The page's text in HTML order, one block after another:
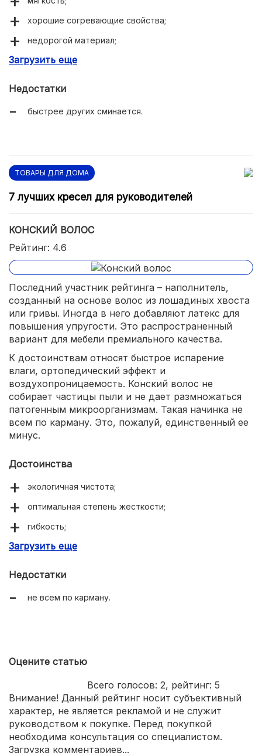
хорошие согревающие свойства;
недорогой материал;
не боится влаги.
Загрузить еще
Недостатки
быстрее других сминается.
ТОВАРЫ ДЛЯ ДОМА
7 лучших кресел для руководителей
КОНСКИЙ ВОЛОС
Рейтинг: 4.6
Последний участник рейтинга – наполнитель,
созданный на основе волос из лошадиных хвоста
или гривы. Иногда в него добавляют латекс для
повышения упругости. Это распространенный
вариант для мебели премиального качества.
К достоинствам относят быстрое испарение
влаги, ортопедический эффект и
воздухопроницаемость. Конский волос не
собирает частицы пыли и не дает размножаться
патогенным микроорганизмам. Такая начинка не
всем по карману. Это, пожалуй, единственный ее
минус.
Достоинства
экологичная чистота;
оптимальная степень жесткости;
гибкость;
не собирает пыль;
Загрузить еще
Недостатки
не всем по карману.
Оцените статью
Всего голосов: 2, рейтинг: 5
Внимание! Данный рейтинг носит субъективный
характер, не является рекламой и не служит
руководством к покупке. Перед покупкой
необходима консультация со специалистом.
Загрузка комментариев...